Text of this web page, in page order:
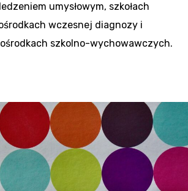
umysłowym, szkołach
wczesnej diagnozy i
szkolno-wychowawczych.